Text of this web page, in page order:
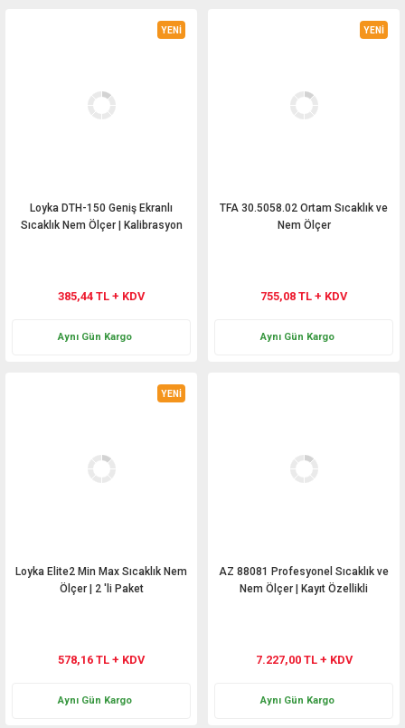
YENİ
Loyka DTH-150 Geniş Ekranlı
Sıcaklık Nem Ölçer | Kalibrasyon
385,44 TL + KDV
Aynı Gün Kargo
YENİ
TFA 30.5058.02 Ortam Sıcaklık ve
Nem Ölçer
755,08 TL + KDV
Aynı Gün Kargo
YENİ
Loyka Elite2 Min Max Sıcaklık Nem
Ölçer | 2 'li Paket
578,16 TL + KDV
Aynı Gün Kargo
AZ 88081 Profesyonel Sıcaklık ve
Nem Ölçer | Kayıt Özellikli
7.227,00 TL + KDV
Aynı Gün Kargo